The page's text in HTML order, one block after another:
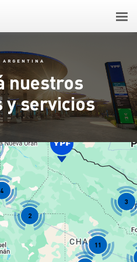
ARGENTINA
nuestros
y servicios
11
4
5
3
2